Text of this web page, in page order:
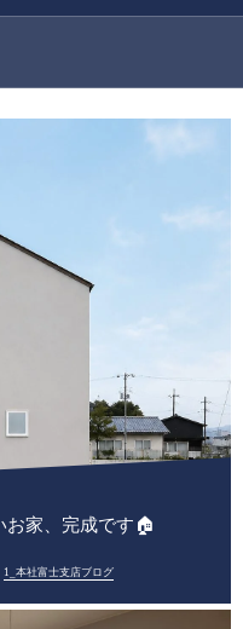
お家、完成です🏠
1_本社富士支店ブログ